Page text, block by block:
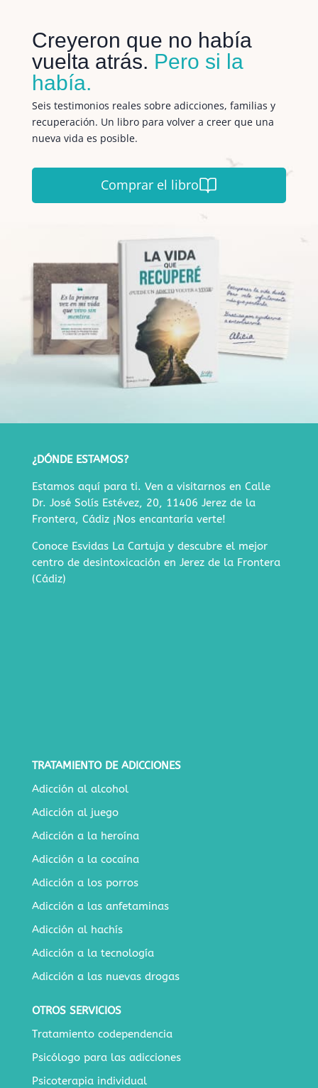
Creyeron que no había
vuelta atrás. Pero si la
había.
Seis testimonios reales sobre adicciones, familias y
recuperación. Un libro para volver a creer que una
nueva vida es posible.
Comprar el libro
¿DÓNDE ESTAMOS?
Estamos aquí para ti. Ven a visitarnos en Calle
Dr. José Solís Estévez, 20, 11406 Jerez de la
Frontera, Cádiz¡Nos encantaría verte!
Conoce Esvidas La Cartuja y descubre el mejor
centro de desintoxicación en Jerez de la Frontera
(Cádiz)
TRATAMIENTO DE ADICCIONES
Adicción al alcohol
Adicción al juego
Adicción a la heroína
Adicción a la cocaína
Adicción a los porros
Adicción a las anfetaminas
Adicción al hachís
Adicción a la tecnología
Adicción a las nuevas drogas
OTROS SERVICIOS
Tratamiento codependencia
Psicólogo para las adicciones
Psicoterapia individual